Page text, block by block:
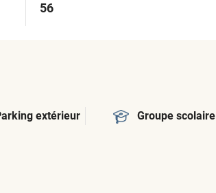
56
extérieur Groupe scolaire